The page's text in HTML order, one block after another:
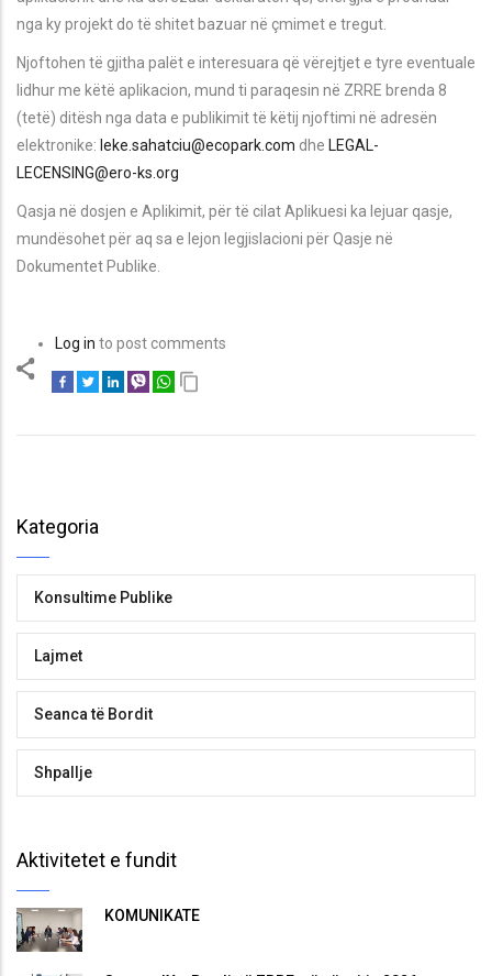
nga ky projekt do të shitet bazuar në çmimet e tregut.
Njoftohen të gjitha palët e interesuara që vërejtjet e tyre eventuale
lidhur me këtë aplikacion, mund ti paraqesin në ZRRE brenda 8
(tetë) ditësh nga data e publikimit të këtij njoftimi në adresën
elektronike: leke.sahatciu@ecopark.com dhe LEGAL-
LECENSING@ero-ks.org
Qasja në dosjen e Aplikimit, për të cilat Aplikuesi ka lejuar qasje,
mundësohet për aq sa e lejon legjislacioni për Qasje në
Dokumentet Publike.
Log in to post comments
Kategoria
Konsultime Publike
Lajmet
Seanca të Bordit
Shpallje
Aktivitetet e fundit
KOMUNIKATË